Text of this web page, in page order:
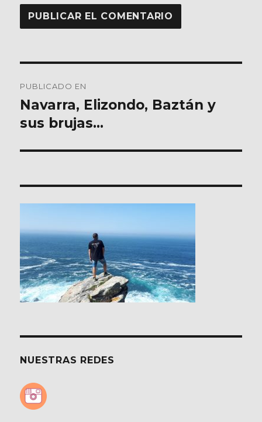
de
entradas
PUBLICADO EN
Navarra, Elizondo, Baztán y
sus brujas…
NUESTRAS REDES